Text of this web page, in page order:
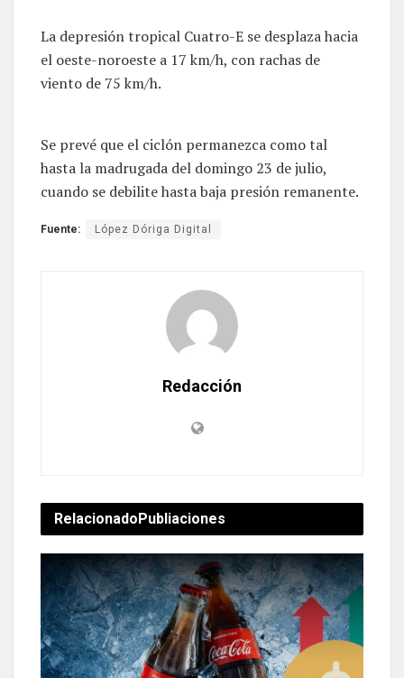
La depresión tropical Cuatro-E se desplaza hacia
el oeste-noroeste a 17 km/h, con rachas de
viento de 75 km/h.
Se prevé que el ciclón permanezca como tal
hasta la madrugada del domingo 23 de julio,
cuando se debilite hasta baja presión remanente.
Fuente: López Dóriga Digital
Redacción
RelacionadoPubliaciones